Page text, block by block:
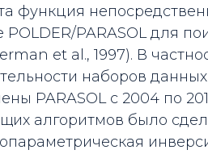
функция
PARASOL для
et al., 1997). В
наборов
PARASOL с 2004 по
алгоритмов было